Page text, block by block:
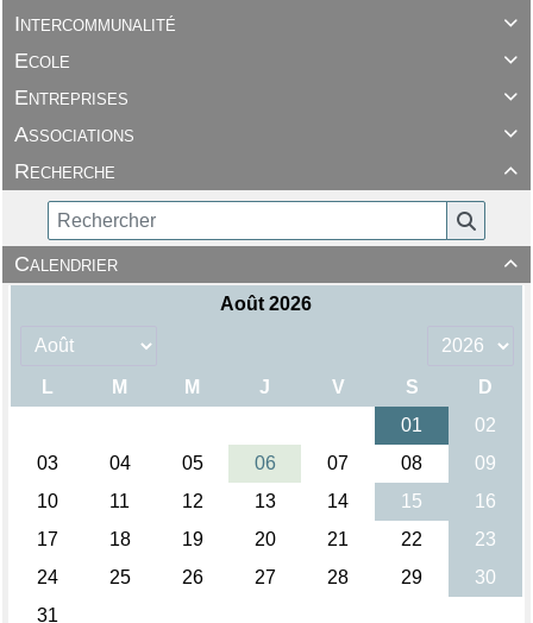

Intercommunalité

Ecole

Entreprises

Associations

Recherche

Calendrier